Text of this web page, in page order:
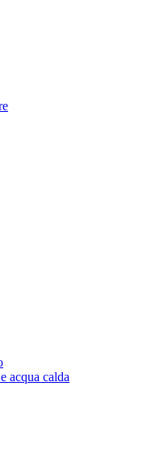
acqua calda